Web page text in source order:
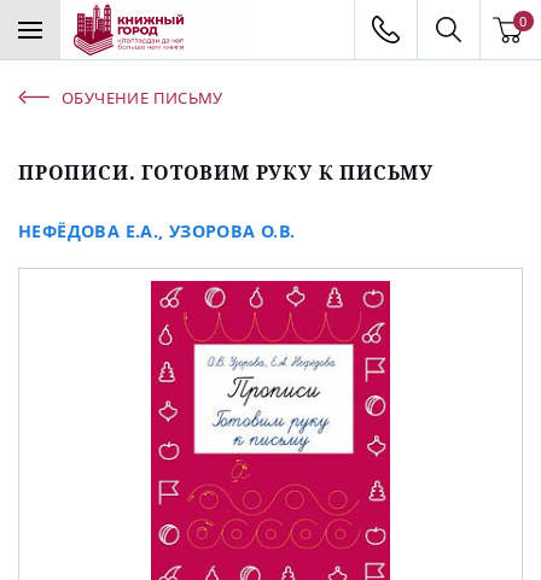
0
ОБУЧЕНИЕ ПИСЬМУ
ПРОПИСИ. ГОТОВИМ РУКУ К ПИСЬМУ
НЕФЁДОВА Е.А. УЗОРОВА О.В.